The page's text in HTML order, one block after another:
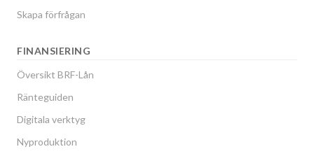
Skapa förfrågan
FINANSIERING
Översikt BRF-Lån
Ränteguiden
Digitala verktyg
Nyproduktion